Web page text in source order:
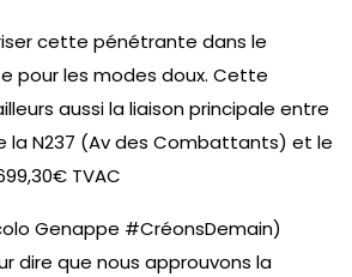
cette pénétrante dans le
pour les modes doux. Cette
aussi la liaison principale entre
la N237 (Av des Combattants) et le
TVAC
Genappe #CréonsDemain)
dire que nous approuvons la